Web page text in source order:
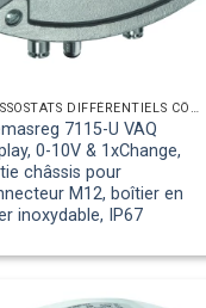
PRESSOSTATS DIFFÉRENTIELS CÔTÉ AIR
7115-U VAQ
0-10V & 1xChange,
châssis pour
M12, boîtier en
inoxydable, IP67